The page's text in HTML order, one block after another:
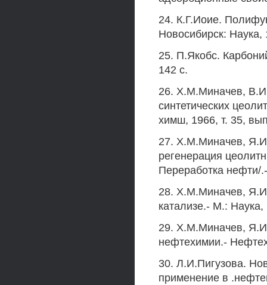
24. К.Г.Иоие.
Новосибирск: Наука,
25. П.Якобс.
142 с.
26. Х.М.Миначев,
синтетических
химш, 1966, т. 35,
27. Х.М.Миначев,
регенерация
Переработка
28. Х.М.Миначев,
катализе.- М.: Наука,
29. Х.М.Миначев,
нефтехимии.-
30. Л.И.Пигузова.
применение в